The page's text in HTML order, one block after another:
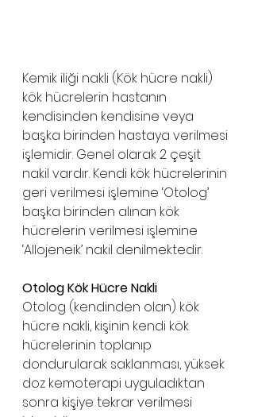
Kemik iliği nakli (Kök hücre nakli)
kök hücrelerin hastanın
kendisinden kendisine veya
başka birinden hastaya verilmesi
işlemidir. Genel olarak 2 çeşit
nakil vardır. Kendi kök hücrelerinin
geri verilmesi işlemine ‘Otolog’
başka birinden alınan kök
hücrelerin verilmesi işlemine
‘Allojeneik’ nakil denilmektedir.
Otolog Kök Hücre Nakli
Otolog (kendinden olan) kök
hücre nakli, kişinin kendi kök
hücrelerinin toplanıp
dondurularak saklanması, yüksek
doz kemoterapi uyguladıktan
sonra kişiye tekrar verilmesi